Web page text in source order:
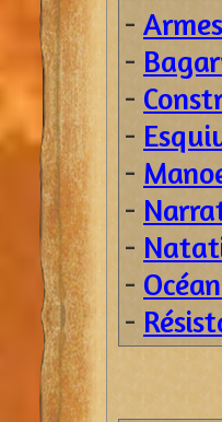
-
-
-
-
-
-
-
-
-